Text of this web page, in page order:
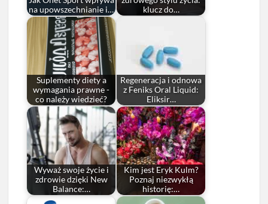
na upowszechnianie i…
klucz do…
Suplementy diety a
wymagania prawne -
co należy wiedzieć?
Regeneracja i odnowa
z Feniks Oral Liquid:
Eliksir…
Wyważ swoje życie i
zdrowie dzięki New
Balance:…
Kim jest Eryk Kulm?
Poznaj niezwykłą
historię:…